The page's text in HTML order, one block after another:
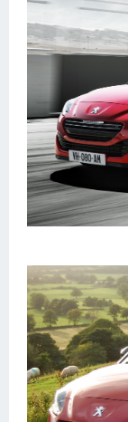
Ямаха
Додж
Эмблемы
Спецтехника